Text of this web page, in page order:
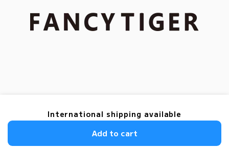
International shipping available
Add to cart